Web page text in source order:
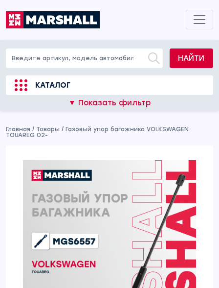
НАЙТИ
КАТАЛОГ
▼ Показать фильтр
Главная / Товары / Газовый упор багажника VOLKSWAGEN
TOUAREG 02-